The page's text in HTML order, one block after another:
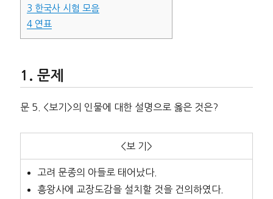
3 한국사 시험 모음
4연표
문제
문 5. <보기>의 인물에 대한 설명으로 옳은 것은?
<보 기>
고려 문종의 아들로 태어났다.
흥왕사에 교장도감을 설치할 것을 건의하였다.